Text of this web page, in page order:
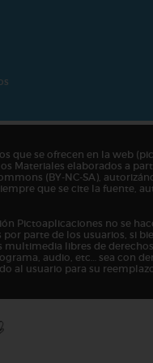
que se ofrecen en la web
Materiales elaborados a
(BY-NC-SA),
que se cite la fuente,
Pictoaplicaciones no se
por parte de los usuarios, si
multimedia libres de
audio, etc… sea con
al usuario para su